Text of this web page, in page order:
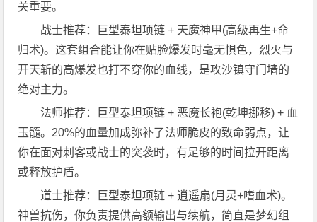
关重要。
战士推荐：巨型泰坦项链 + 天魔神甲(高级再生+命
归术)。这套组合能让你在贴脸爆发时毫无惧色，烈火与
开天斩的高爆发也打不穿你的血线，是攻沙镇守门墙的
绝对主力。
法师推荐：巨型泰坦项链 + 恶魔长袍(乾坤挪移) + 血
玉髓。20%的血量加成弥补了法师脆皮的致命弱点，让
你在面对刺客或战士的突袭时，有足够的时间拉开距离
或释放护盾。
道士推荐：巨型泰坦项链 + 逍遥扇(月灵+嗜血术)。
神兽抗伤，你负责提供高额输出与续航，简直是梦幻组